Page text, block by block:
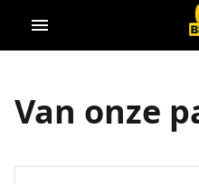
Direct
naar
content
Van onze